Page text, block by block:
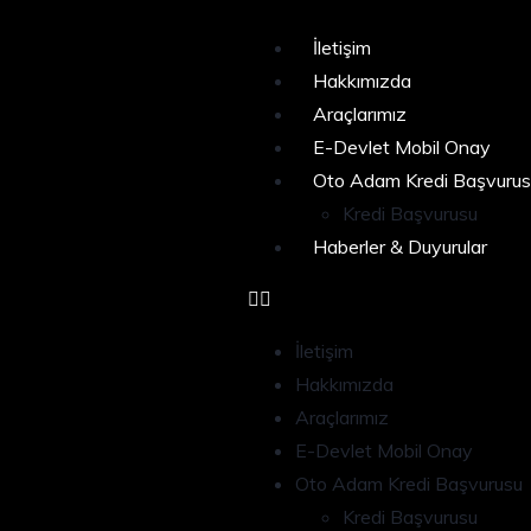
İletişim
Hakkımızda
Araçlarımız
E-Devlet Mobil Onay
Oto Adam Kredi
Kredi Başvurusu
Haberler & Duyurular
İletişim
Hakkımızda
Araçlarımız
E-Devlet Mobil Onay
Oto Adam Kredi Başvurusu
Kredi Başvurusu